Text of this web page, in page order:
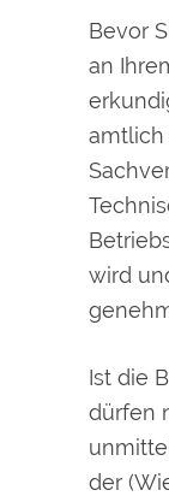
Bevor
an
amtlich
wird
Ist die
dürfen
der